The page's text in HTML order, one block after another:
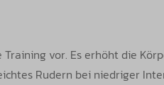
vor. Es erhöht die
Rudern bei niedriger